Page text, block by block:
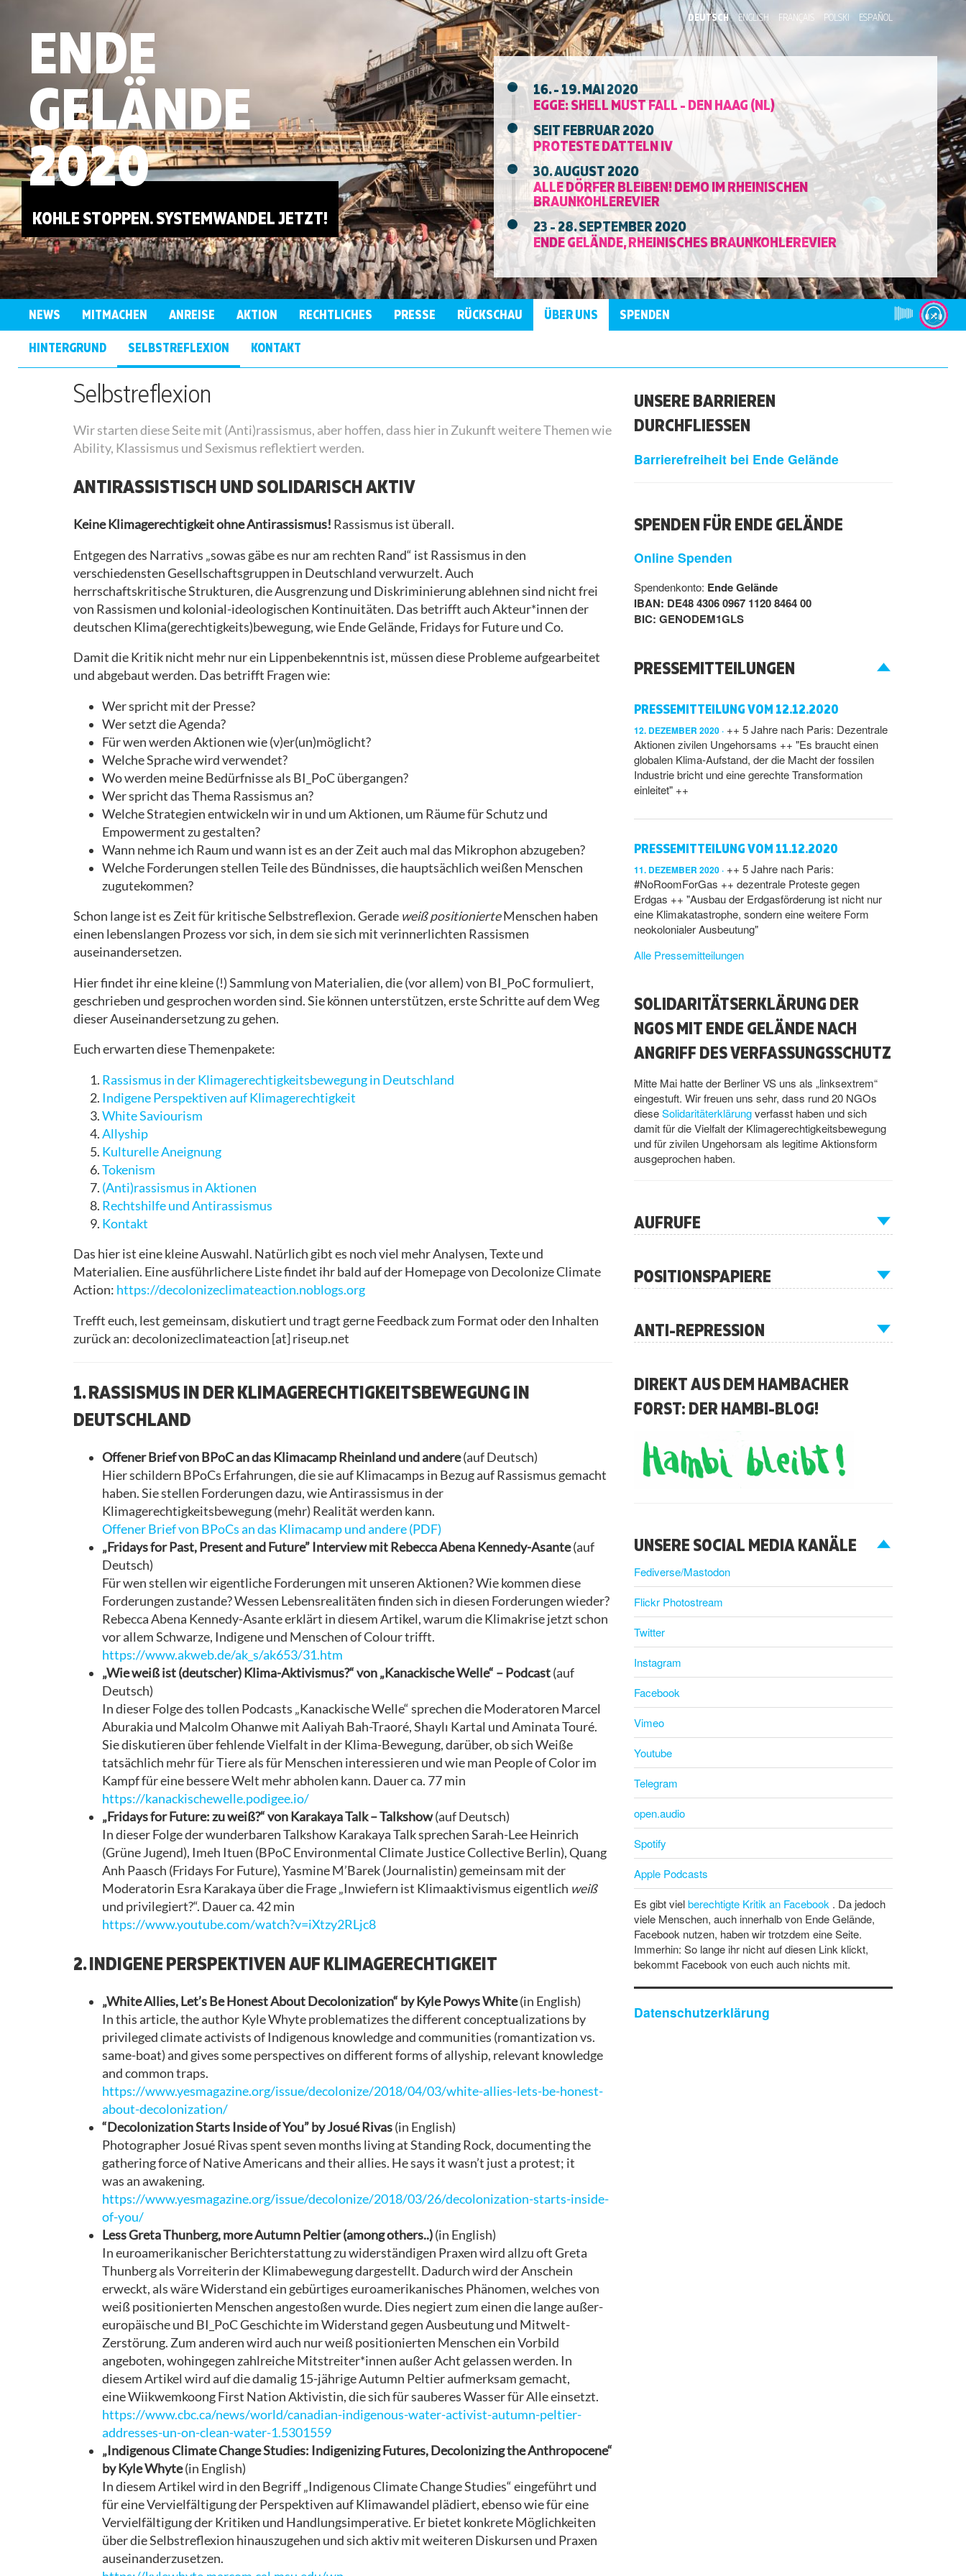
DEUTSCH ENGLISH FRANÇAIS POLSKI ESPAÑOL
ENDE
GELÄNDE
2020
KOHLE STOPPEN. SYSTEMWANDEL JETZT!
16. - 19. MAI 2020
EGGE: SHELL MUST FALL - DEN HAAG (NL)
SEIT FEBRUAR 2020
PROTESTE DATTELN IV
30. AUGUST 2020
ALLE DÖRFER BLEIBEN! DEMO IM RHEINISCHEN
BRAUNKOHLEREVIER
23 - 28. SEPTEMBER 2020
ENDE GELÄNDE, RHEINISCHES BRAUNKOHLEREVIER
NEWS MITMACHEN
MITMACH-
PORTALE
TERMINE
VERANSTALTUNG
ORGANISIEREN
GRUPPEN
ARBEITSGRUPPEN
ANREISE
ORGANISIERTE
BUS/ZUG-
BEZUGSGRUPPEN
INTERNATIONALS
AKTION
AUFRUF
AKTIONSKONSENS
ANTIRA-
BEZUGSGRUPPEN
RECHTLICHES
IN DIE
AKTION
RECHTSHILFEBROSCHÜRE
JÄHRIGE
REPRESSION
PRESSE
PRESSESPIEGEL
PRESSEMITTEILUNGEN
RÜCKSCHAU
2015
ÜBER UNS
HINTERGRUND SELBSTREFLEXION KONTAKT
SPENDEN
Selbstreflexion
Wir starten diese Seite mit (Anti)rassismus, aber hoffen, dass hier in Zukunft weitere Themen wie
Ability, Klassismus und Sexismus reflektiert werden.
ANTIRASSISTISCH UND SOLIDARISCH AKTIV
Keine Klimagerechtigkeit ohne Antirassismus! Rassismus ist überall.
Entgegen des Narrativs „sowas gäbe es nur am rechten Rand“ ist Rassismus in den
verschiedensten Gesellschaftsgruppen in Deutschland verwurzelt. Auch
herrschaftskritische Strukturen, die Ausgrenzung und Diskriminierung ablehnen sind nicht frei
von Rassismen und kolonial-ideologischen Kontinuitäten. Das betrifft auch Akteur*innen der
deutschen Klima(gerechtigkeits)bewegung, wie Ende Gelände, Fridays for Future und Co.
Damit die Kritik nicht mehr nur ein Lippenbekenntnis ist, müssen diese Probleme aufgearbeitet
und abgebaut werden. Das betrifft Fragen wie:
Wer spricht mit der Presse?
Wer setzt die Agenda?
Für wen werden Aktionen wie (v)er(un)möglicht?
Welche Sprache wird verwendet?
Wo werden meine Bedürfnisse als BI_PoC übergangen?
Wer spricht das Thema Rassismus an?
Welche Strategien entwickeln wir in und um Aktionen, um Räume für Schutz und
Empowerment zu gestalten?
Wann nehme ich Raum und wann ist es an der Zeit auch mal das Mikrophon abzugeben?
Welche Forderungen stellen Teile des Bündnisses, die hauptsächlich weißen Menschen
zugutekommen?
Schon lange ist es Zeit für kritische Selbstreflexion. Gerade weiß positionierteMenschen haben
einen lebenslangen Prozess vor sich, in dem sie sich mit verinnerlichten Rassismen
auseinandersetzen.
Hier findet ihr eine kleine (!) Sammlung von Materialien, die (vor allem) von BI_PoC formuliert,
geschrieben und gesprochen worden sind. Sie können unterstützen, erste Schritte auf dem Weg
dieser Auseinandersetzung zu gehen.
Euch erwarten diese Themenpakete:
Rassismus in der Klimagerechtigkeitsbewegung in Deutschland
Indigene Perspektiven auf Klimagerechtigkeit
White Saviourism
Allyship
Kulturelle Aneignung
Tokenism
(Anti)rassismus in Aktionen
Rechtshilfe und Antirassismus
Kontakt
Das hier ist eine kleine Auswahl. Natürlich gibt es noch viel mehr Analysen, Texte und
Materialien. Eine ausführlichere Liste findet ihr bald auf der Homepage von Decolonize Climate
Action: https://decolonizeclimateaction.noblogs.org
Trefft euch, lest gemeinsam, diskutiert und tragt gerne Feedback zum Format oder den Inhalten
zurück an: decolonizeclimateaction [at] riseup.net
1. RASSISMUS IN DER KLIMAGERECHTIGKEITSBEWEGUNG IN
DEUTSCHLAND
Offener Brief von BPoC an das Klimacamp Rheinland und andere(auf Deutsch)
Hier schildern BPoCs Erfahrungen, die sie auf Klimacamps in Bezug auf Rassismus gemacht
haben. Sie stellen Forderungen dazu, wie Antirassismus in der
Klimagerechtigkeitsbewegung (mehr) Realität werden kann.
Offener Brief von BPoCs an das Klimacamp und andere (PDF)
„Fridays for Past, Present and Future” Interview mit Rebecca Abena Kennedy-Asante(auf
Deutsch)
Für wen stellen wir eigentliche Forderungen mit unseren Aktionen? Wie kommen diese
Forderungen zustande? Wessen Lebensrealitäten finden sich in diesen Forderungen wieder?
Rebecca Abena Kennedy-Asante erklärt in diesem Artikel, warum die Klimakrise jetzt schon
vor allem Schwarze, Indigene und Menschen of Colour trifft.
https://www.akweb.de/ak_s/ak653/31.htm
„Wie weiß ist (deutscher) Klima-Aktivismus?“ von „Kanackische Welle“ – Podcast(auf
Deutsch)
In dieser Folge des tollen Podcasts „Kanackische Welle“ sprechen die Moderatoren Marcel
Aburakia und Malcolm Ohanwe mit Aaliyah Bah-Traoré, Shaylı Kartal und Aminata Touré.
Sie diskutieren über fehlende Vielfalt in der Klima-Bewegung, darüber, ob sich Weiße
tatsächlich mehr für Tiere als für Menschen interessieren und wie man People of Color im
Kampf für eine bessere Welt mehr abholen kann. Dauer ca. 77 min
https://kanackischewelle.podigee.io/
„Fridays for Future: zu weiß?“ von Karakaya Talk – Talkshow(auf Deutsch)
In dieser Folge der wunderbaren Talkshow Karakaya Talk sprechen Sarah-Lee Heinrich
(Grüne Jugend), Imeh Ituen (BPoC Environmental Climate Justice Collective Berlin), Quang
Anh Paasch (Fridays For Future), Yasmine M’Barek (Journalistin) gemeinsam mit der
Moderatorin Esra Karakaya über die Frage „Inwiefern ist Klimaaktivismus eigentlich weiß
und privilegiert?“. Dauer ca. 42 min
https://www.youtube.com/watch?v=iXtzy2RLjc8
2. INDIGENE PERSPEKTIVEN AUF KLIMAGERECHTIGKEIT
„White Allies, Let’s Be Honest About Decolonization“ by Kyle Powys White(in English)
In this article, the author Kyle Whyte problematizes the different conceptualizations by
privileged climate activists of Indigenous knowledge and communities (romantization vs.
same-boat) and gives some perspectives on different forms of allyship, relevant knowledge
and common traps.
https://www.yesmagazine.org/issue/decolonize/2018/04/03/white-allies-lets-be-honest-
about-decolonization/
“Decolonization Starts Inside of You” by Josué Rivas(in English)
Photographer Josué Rivas spent seven months living at Standing Rock, documenting the
gathering force of Native Americans and their allies. He says it wasn’t just a protest; it
was an awakening.
https://www.yesmagazine.org/issue/decolonize/2018/03/26/decolonization-starts-inside-
of-you/
Less Greta Thunberg, more Autumn Peltier (among others..)(in English)
​In euroamerikanischer Berichterstattung zu widerständigen Praxen wird allzu oft Greta
Thunberg als Vorreiterin der Klimabewegung dargestellt. Dadurch wird der Anschein
erweckt, als wäre Widerstand ein gebürtiges euroamerikanisches Phänomen, welches von
weiß positionierten Menschen angestoßen wurde. Dies negiert zum einen die lange außer-
europäische und BI_PoC Geschichte im Widerstand gegen Ausbeutung und Mitwelt-
Zerstörung. Zum anderen wird auch nur weiß positionierten Menschen ein Vorbild
angeboten, wohingegen zahlreiche Mitstreiter*innen außer Acht gelassen werden. In
diesem Artikel wird auf die damalig 15-jährige Autumn Peltier ​aufmerksam gemacht, ​​​​​
eine Wiikwemkoong First Nation​​​​​​​ Aktivistin, die sich für sauberes Wasser für Alle einsetzt.
https://www.cbc.ca/news/world/canadian-indigenous-water-activist-autumn-peltier-
addresses-un-on-clean-water-1.5301559
„Indigenous Climate Change Studies: Indigenizing Futures, Decolonizing the Anthropocene“
by Kyle Whyte(in English)
In diesem Artikel wird in den Begriff „Indigenous Climate Change Studies“ eingeführt und
für eine Vervielfältigung der Perspektiven auf Klimawandel plädiert, ebenso wie für eine
Vervielfältigung der Kritiken und Handlungsimperative. Er bietet konkrete Möglichkeiten
über die Selbstreflexion hinauszugehen und sich aktiv mit weiteren Diskursen und Praxen
auseinanderzusetzen.
UNSERE BARRIEREN
DURCHFLIESSEN
Barrierefreiheit bei Ende Gelände
SPENDEN FÜR ENDE GELÄNDE
Online Spenden
Spendenkonto: Ende Gelände
IBAN: DE48 4306 0967 1120 8464 00
BIC: GENODEM1GLS
PRESSEMITTEILUNGEN
PRESSEMITTEILUNG VOM 12.12.2020
12. DEZEMBER 2020
++ 5 Jahre nach Paris: Dezentrale
Aktionen zivilen Ungehorsams ++ "Es braucht einen
globalen Klima-Aufstand, der die Macht der fossilen
Industrie bricht und eine gerechte Transformation
einleitet" ++
PRESSEMITTEILUNG VOM 11.12.2020
11. DEZEMBER 2020
++ 5 Jahre nach Paris:
#NoRoomForGas ++ dezentrale Proteste gegen
Erdgas ++ "Ausbau der Erdgasförderung ist nicht nur
eine Klimakatastrophe, sondern eine weitere Form
neokolonialer Ausbeutung"
Alle Pressemitteilungen
SOLIDARITÄTSERKLÄRUNG DER
NGOS MIT ENDE GELÄNDE NACH
ANGRIFF DES VERFASSUNGSSCHUTZ
Mitte Mai hatte der Berliner VS uns als „linksextrem“
eingestuft. Wir freuen uns sehr, dass rund 20 NGOs
dieseSolidaritäterklärungverfasst haben und sich
damit für die Vielfalt der Klimagerechtigkeitsbewegung
und für zivilen Ungehorsam als legitime Aktionsform
ausgeprochen haben.
AUFRUFE
POSITIONSPAPIERE
ANTI-REPRESSION
DIREKT AUS DEM HAMBACHER
FORST: DER HAMBI-BLOG!
UNSERE SOCIAL MEDIA KANÄLE
Fediverse/Mastodon
Flickr Photostream
Twitter
Instagram
Facebook
Vimeo
Youtube
Telegram
open.audio
Spotify
Apple Podcasts
Es gibt vielberechtigte Kritik an Facebook . Da jedoch
viele Menschen, auch innerhalb von Ende Gelände,
Facebook nutzen, haben wir trotzdem eine Seite.
Immerhin: So lange ihr nicht auf diesen Link klickt,
bekommt Facebook von euch auch nichts mit.
Datenschutzerklärung